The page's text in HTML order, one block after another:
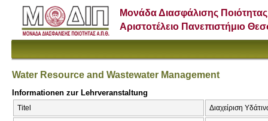
Μονάδα Διασφάλισης Ποιότητας
Αριστοτέλειο Πανεπιστήμιο
Water Resource and Wastewater Management
Informationen zur Lehrveranstaltung
Titel Διαχείριση